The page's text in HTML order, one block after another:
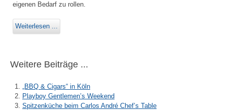
eigenen Bedarf zu rollen.
Weiterlesen ...
Weitere Beiträge ...
„BBQ & Cigars“ in Köln
Playboy Gentlemen’s Weekend
Spitzenküche beim Carlos André Chef’s Table